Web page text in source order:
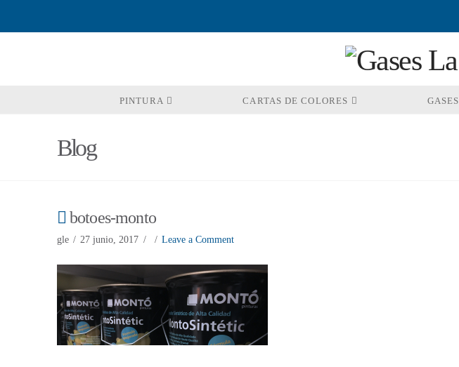
PINTURA CARTAS DE COLORES GASES
Blog
botoes-monto
gle 27 junio, 2017 Leave a Comment